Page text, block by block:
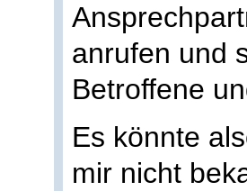
anrufen und
Betroffene
Es könnte
mir nicht